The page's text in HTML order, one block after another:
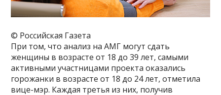
© Российская Газета
При том, что анализ на АМГ могут сдать
женщины в возрасте от 18 до 39 лет, самыми
активными участницами проекта оказались
горожанки в возрасте от 18 до 24 лет, отметила
вице-мэр. Каждая третья из них, получив